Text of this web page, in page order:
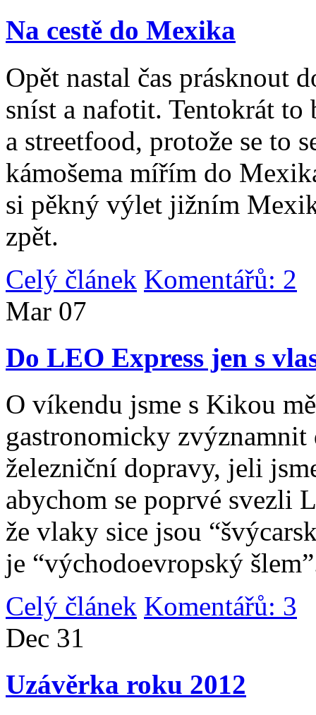
Na cestě do Mexika
Opět nastal čas prásknout
sníst a nafotit. Tentokrát
a streetfood, protože se to
kámošema mířím do
si pěkný výlet jižním
zpět.
Celý článek Komentářů: 2
Mar 07
Do LEO Express jen s
O víkendu jsme s Kikou
gastronomicky
železniční dopravy, jeli
abychom se poprvé svezli
že vlaky sice jsou
je “východoevropský
Celý článek Komentářů: 3
Dec 31
Uzávěrka roku 2012